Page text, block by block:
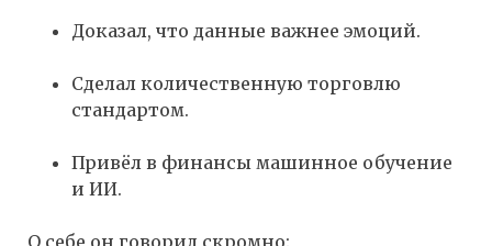
Доказал, что данные важнее эмоций.
Сделал количественную торговлю
стандартом.
Привёл в финансы машинное обучение
и ИИ.